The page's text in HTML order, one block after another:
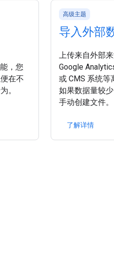
，您
在不
。
高级主题
导入外部
上传来自外部
Google
或 CMS 系统等
如果数据量较
手动创建文件。
了解详情